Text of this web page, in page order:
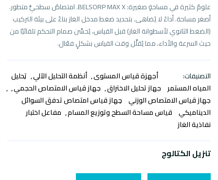
علومٌ كثيرة في مساحةٍ صغيرة: BELSORP MAX X. امتصاصٌ سطحيٌّ متطور.
أصغر مساحة. أداءٌ لا يُضاهى. بتحديد ضغط مدخل الغاز بناءً على بيئة التركيب
(الضغط الثانوي لأسطوانة الغاز) قبل القياس، يُحسَّن صمام التحكم تلقائيًا من
حيث السرعة والأداء، مما يُقلِّل وقت القياس بشكلٍ فعّال.
التصنيفات: أجهزة قياس المستوى أنظمة التحليل الآلي تحليل
المياه المستمر جهاز تحليل الاختراق جهاز قياس الامتصاص الحجمي
جهاز قياس الامتصاص الوزني جهاز قياس امتصاص تدفق السوائل
الديناميكي قياس مساحة السطح وتوزيع المسام مفاعل اختبار
نفاذية الغاز
تنزيل الكتالوج